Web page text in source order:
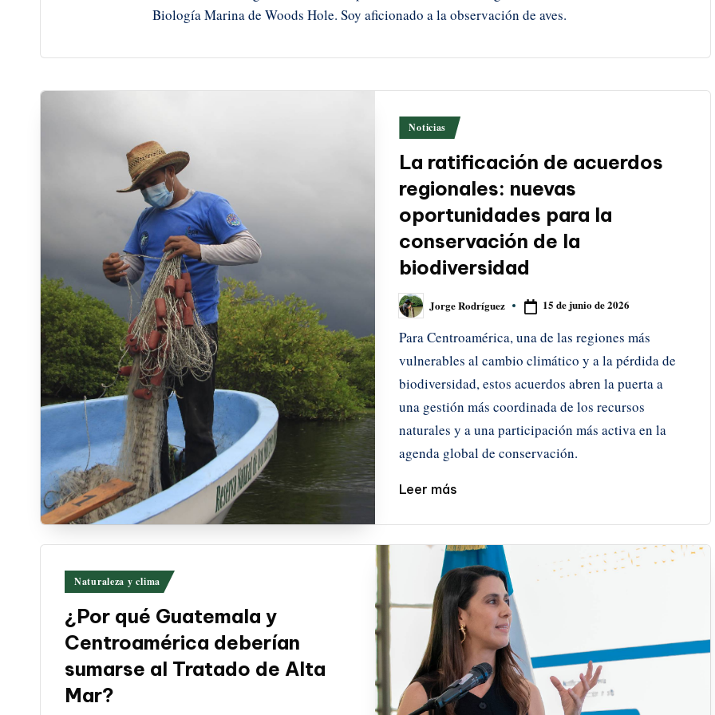
Biología Marina de Woods Hole. Soy aficionado a la observación de aves.
Publicado
Noticias
La ratificación de acuerdos
regionales: nuevas
oportunidades para la
conservación de la
biodiversidad
Publicado
por
Jorge Rodríguez 15 de junio de 2026
Para Centroamérica, una de las regiones más
vulnerables al cambio climático y a la pérdida de
biodiversidad, estos acuerdos abren la puerta a
una gestión más coordinada de los recursos
naturales y a una participación más activa en la
agenda global de conservación.
Leer más
Publicado
Naturaleza y clima
¿Por qué Guatemala y
Centroamérica deberían
sumarse al Tratado de Alta
Mar?